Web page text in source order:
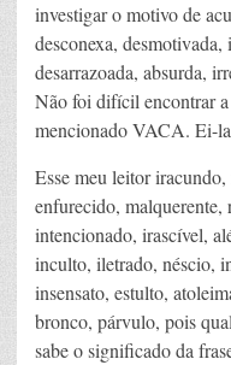
investigar o motivo de
desconexa, desmotivada,
desarrazoada, absurda,
Não foi difícil encontrar
mencionado VACA. Ei-
Esse meu leitor
enfurecido,
intencionado, irascível,
inculto, iletrado, néscio,
insensato, estulto,
bronco, párvulo, pois
sabe o significado da